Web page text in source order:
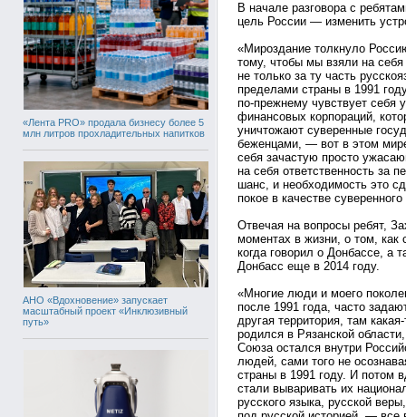
«Лента PRO» продала бизнесу более 5
млн литров прохладительных напитков
АНО «Вдохновение» запускает
масштабный проект «Инклюзивный
путь»
В начале разговора с
цель России — изменить
«Мироздание толкнуло
тому, чтобы мы взяли на себя
не только за ту часть
пределами страны в 1991
по-прежнему чувствует
финансовых корпораций,
уничтожают суверенные
беженцами, — вот в этом
себя зачастую просто
на себя ответственность за
шанс, и необходимость это
покое в качестве
Отвечая на вопросы ребят,
моментах в жизни, о том,
когда говорил о Донбассе, а
Донбасс еще в 2014 году.
«Многие люди и моего
после 1991 года, часто
другая территория, там
родился в Рязанской
Союза остался внутри
людей, сами того не
страны в 1991 году. И потом
стали вываривать их
русского языка, русской